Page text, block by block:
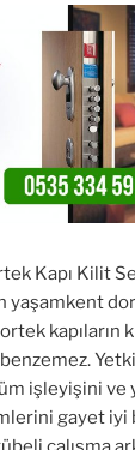
Kapı Kilit
yaşamkent
benzemez.
işleyişini ve
gayet iyi